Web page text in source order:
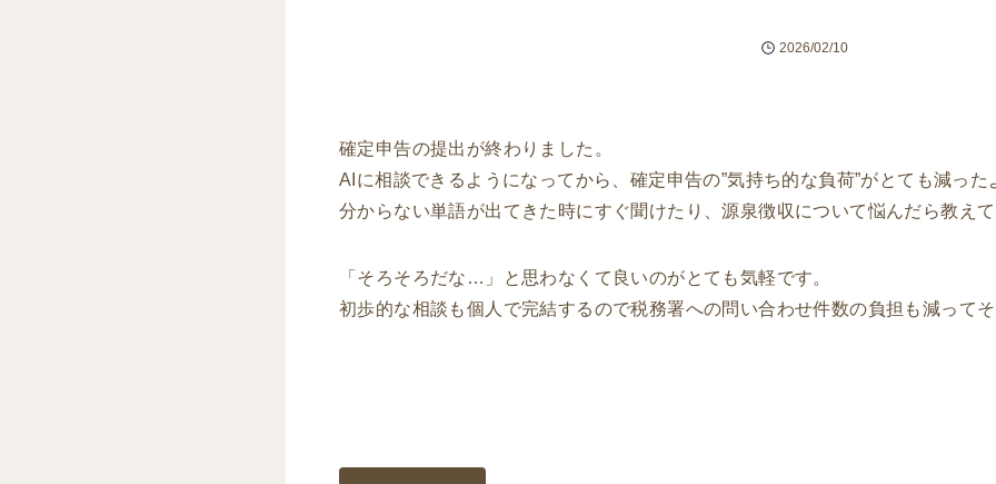
2026/02/10
確定申告の提出が終わりました。
AIに相談できるようになってから、確定申告の”気持ち的な負荷”がとても減っ
分からない単語が出てきた時にすぐ聞けたり、源泉徴収について悩んだら教え
「そろそろだな…」と思わなくて良いのがとても気軽です。
初歩的な相談も個人で完結するので税務署への問い合わせ件数の負担も減って